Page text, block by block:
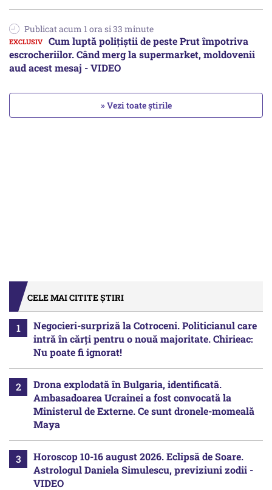
Publicat acum 1 ora si 33 minute
Cum luptă polițiștii de peste Prut împotriva
escrocheriilor. Când merg la supermarket, moldovenii
aud acest mesaj - VIDEO
» Vezi toate știrile
CELE MAI CITITE ȘTIRI
Negocieri-surpriză la Cotroceni. Politicianul care
intră în cărți pentru o nouă majoritate. Chirieac:
Nu poate fi ignorat!
Drona explodată în Bulgaria, identificată.
Ambasadoarea Ucrainei a fost convocată la
Ministerul de Externe. Ce sunt dronele-momeală
Maya
Horoscop 10-16 august 2026. Eclipsă de Soare.
Astrologul Daniela Simulescu, previziuni zodii -
VIDEO